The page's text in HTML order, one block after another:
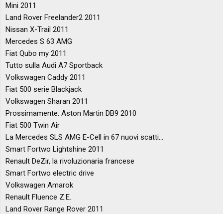
Mini 2011
Land Rover Freelander2 2011
Nissan X-Trail 2011
Mercedes S 63 AMG
Fiat Qubo my 2011
Tutto sulla Audi A7 Sportback
Volkswagen Caddy 2011
Fiat 500 serie Blackjack
Volkswagen Sharan 2011
Prossimamente: Aston Martin DB9 2010
Fiat 500 Twin Air
La Mercedes SLS AMG E-Cell in 67 nuovi scatti...
Smart Fortwo Lightshine 2011
Renault DeZir, la rivoluzionaria francese
Smart Fortwo electric drive
Volkswagen Amarok
Renault Fluence Z.E.
Land Rover Range Rover 2011